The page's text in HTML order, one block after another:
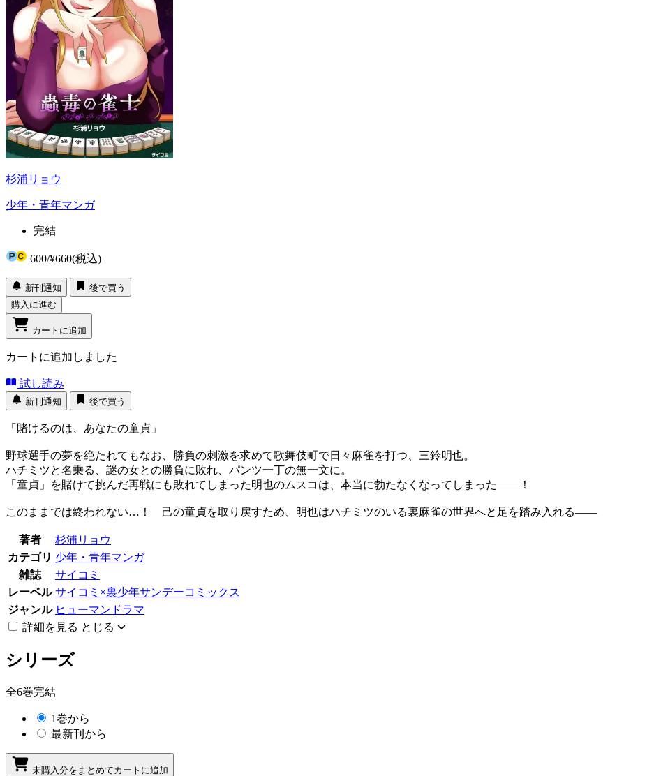
杉浦リョウ
少年・青年マンガ
完結
600/¥660(税込)
新刊通知
後で買う
購入に進む
カートに追加
カートに追加しました
試し読み
新刊通知 後で買う
「賭けるのは、あなたの童貞」
野球選手の夢を絶たれてもなお、勝負の刺激を求めて歌舞伎町で日々麻雀を打つ、三鈴明也。
ハチミツと名乗る、謎の女との勝負に敗れ、パンツ一丁の無一文に。
「童貞」を賭けて挑んだ再戦にも敗れてしまった明也のムスコは、本当に勃たなくなってしまった――！
このままでは終われない…！ 己の童貞を取り戻すため、明也はハチミツのいる裏麻雀の世界へと足を踏み入れる――
著者
杉浦リョウ
カテゴリ 少年・青年マンガ
雑誌
サイコミ
レーベル サイコミ×裏少年サンデーコミックス
ジャンル ヒューマンドラマ
詳細を見る とじる
シリーズ
全6巻完結
1巻から
最新刊から
未購入分をまとめてカートに追加